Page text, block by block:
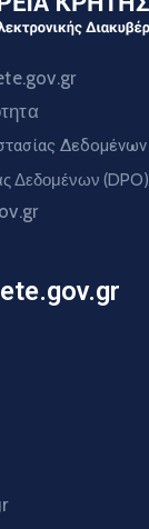
Δεδομένων
Δεδομένων (DPO)